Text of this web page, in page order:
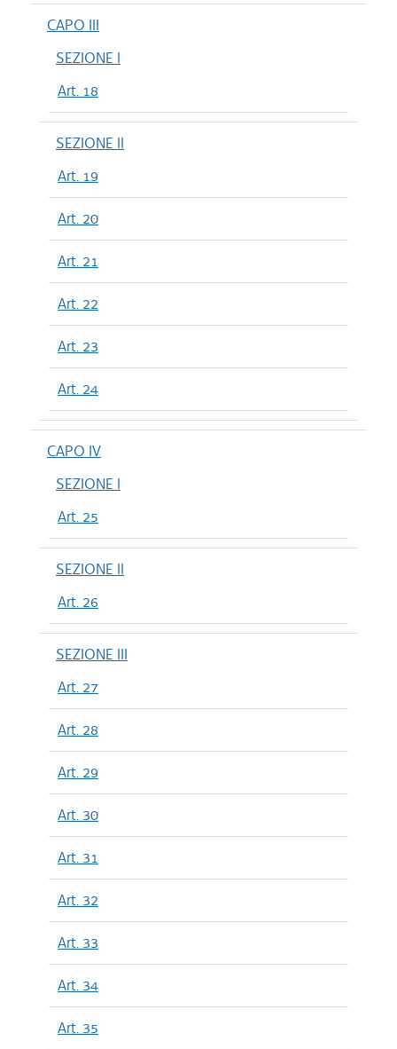
CAPO III
SEZIONE I
Art. 18
SEZIONE II
Art. 19
Art. 20
Art. 21
Art. 22
Art. 23
Art. 24
CAPO IV
SEZIONE I
Art. 25
SEZIONE II
Art. 26
SEZIONE III
Art. 27
Art. 28
Art. 29
Art. 30
Art. 31
Art. 32
Art. 33
Art. 34
Art. 35